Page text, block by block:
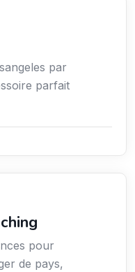
par
parfait
pour
de pays,